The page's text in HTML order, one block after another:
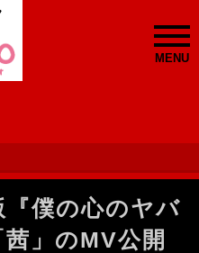
MENU
僕の心のヤバ
」のMV公開